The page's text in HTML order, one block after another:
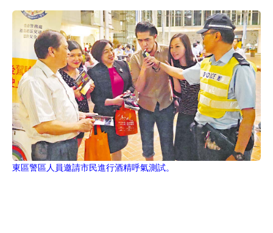
東區警區人員邀請市民進行酒精呼氣測試。